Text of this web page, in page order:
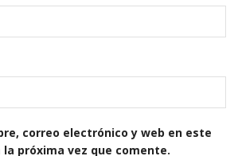
correo electrónico y web en este
próxima vez que comente.